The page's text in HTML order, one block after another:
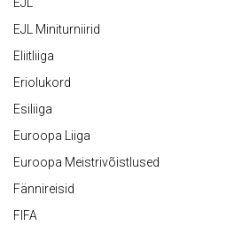
EJL Miniturniirid
Eliitliiga
Eriolukord
Esiliiga
Euroopa Liiga
Euroopa Meistrivõistlused
Fännireisid
FIFA